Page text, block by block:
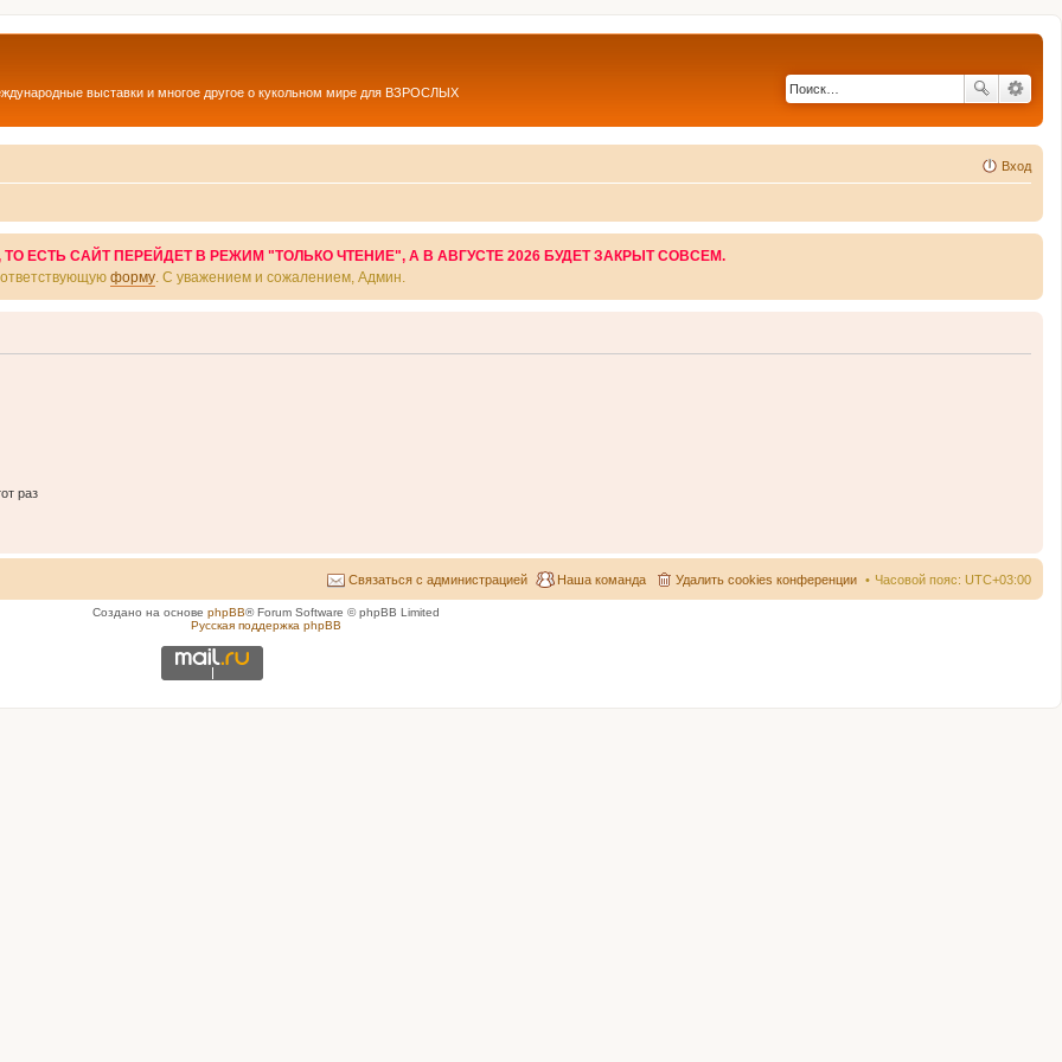
выставки и многое другое о кукольном мире для ВЗРОСЛЫХ
Вход
ЕСТЬ САЙТ ПЕРЕЙДЕТ В РЕЖИМ "ТОЛЬКО ЧТЕНИЕ", А В АВГУСТЕ 2026 БУДЕТ ЗАКРЫТ СОВСЕМ.
форму . С уважением и сожалением, Админ.
раз
Часовой пояс: UTC+03:00
Удалить cookies конференции
Наша команда
Связаться с администрацией
Создано на основе phpBB® Forum Software © phpBB Limited
Русская поддержка phpBB